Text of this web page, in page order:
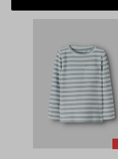
Keez&Co